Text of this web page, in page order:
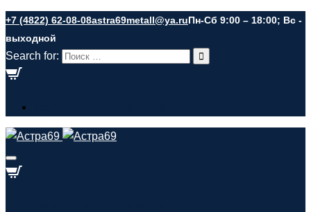
+7 (4822) 62-08-08astra69metall@ya.ruПн-Сб 9:00 – 18:00; Вс -
выходной
Search for: